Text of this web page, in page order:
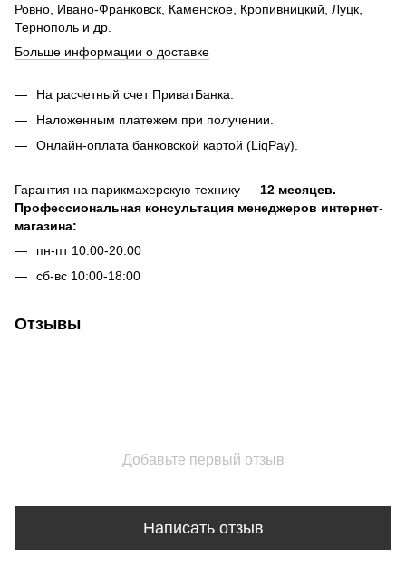
Ровно, Ивано-Франковск, Каменское, Кропивницкий, Луцк,
Тернополь и др.
Больше информации о доставке
На расчетный счет ПриватБанка.
Наложенным платежем при получении.
Онлайн-оплата банковской картой (LiqPay).
Гарантия на парикмахерскую технику — 12 месяцев.
Профессиональная консультация менеджеров интернет-
магазина:
пн-пт 10:00-20:00
сб-вс 10:00-18:00
Отзывы
Добавьте первый отзыв
Написать отзыв